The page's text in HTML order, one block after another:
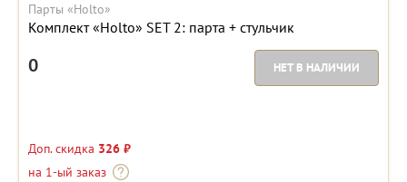
Парты «Holto»
Комплект «Holto» SET 2: парта + стульчик
0 НЕТ В НАЛИЧИИ
Доп. скидка 326 ₽
на 1-ый заказ